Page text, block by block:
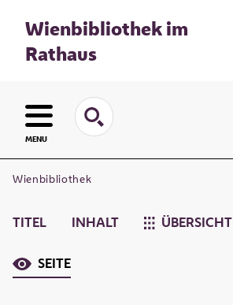
Wienbibliothek im
Rathaus
MENU
Wienbibliothek
TITEL INHALT ÜBERSICHT
SEITE